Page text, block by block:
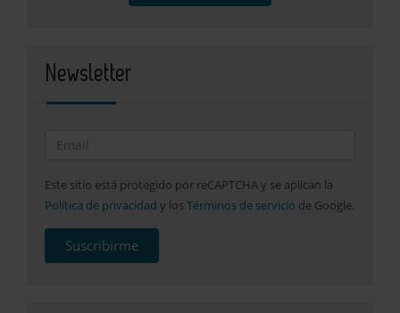
Newsletter
Este sitio está protegido por reCAPTCHA y se aplican la
Política de privacidad y los Términos de servicio de Google.
Suscribirme